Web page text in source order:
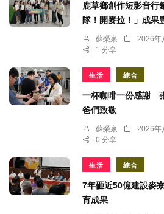
鹿草鄉創作短影音行
隊！開麥拉！」成果
蘇榮泉 2026年
1 分享
生活 綜合
一杯咖啡一份感謝
爸們致敬
蘇榮泉 2026年
0 分享
生活 綜合
7年砸近50億建設麥
育成果